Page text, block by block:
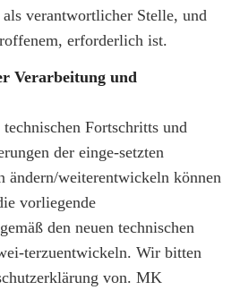
verantwortlicher Stelle, und
erforderlich ist.
Verarbeitung und
Fortschritts und
der einge-setzten
ändern/weiterentwickeln können
vorliegende
den neuen technischen
terzuentwickeln. Wir bitten
von. MK